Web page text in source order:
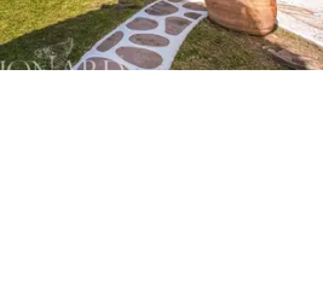
konferanslar ve yoga
bir alanadönüştürülmüş eski bir